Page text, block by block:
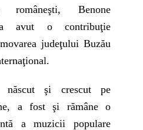
româneşti, Benone
avut o contribuţie
judeţului Buzău
născut şi crescut pe
a fost şi rămâne o
a muzicii populare